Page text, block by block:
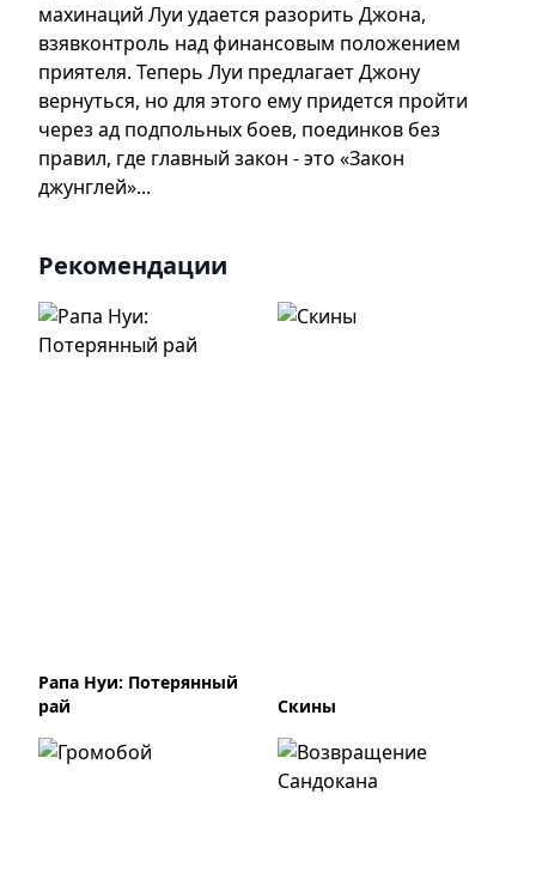
махинаций Луи удается разорить Джона,
взявконтроль над финансовым положением
приятеля. Теперь Луи предлагает Джону
вернуться, но для этого ему придется пройти
через ад подпольных боев, поединков без
правил, где главный закон - это «Закон
джунглей»...
Рекомендации
Рапа Нуи: Потерянный
рай
Скины